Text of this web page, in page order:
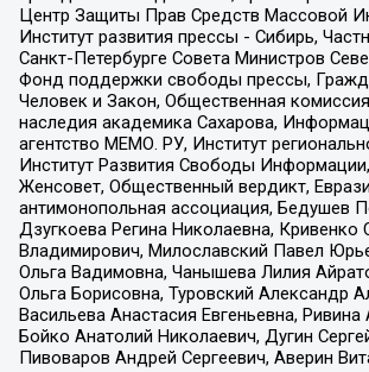
Центр Защиты Прав Средств Массовой
Институт развития прессы - Сибирь,
Санкт-Петербурге Совета Министров
Фонд поддержки свободы прессы,
Человек и Закон, Общественная
наследия академика Сахарова,
агентство МЕМО. РУ, Институт
Институт Развития Свободы
Женсовет, Общественный вердикт,
антимонопольная ассоциация, Бедушев
Дзугкоева Регина Николаевна, Кривенко
Владимирович, Милославский Павел
Ольга Вадимовна, Чанышева Лилия
Ольга Борисовна, Туровский Александр
Васильева Анастасия Евгеньевна, Ривина
Бойко Анатолий Николаевич, Дугин
Пивоваров Андрей Сергеевич, Аверин